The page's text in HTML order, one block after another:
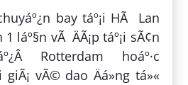
bay táº¡i HÃ Lan
láº§n vÃ ÄÃ¡p táº¡i sÃ¢n
Rotterdam hoáº·c
vÃ© dao Äá»ng tá»«